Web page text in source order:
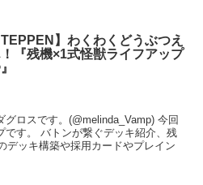
TEPPEN】わくわくどうぶつえ
！『残機×1式怪獣ライフアップ
ロスです。(@melinda_Vamp) 今回
です。 バトンが繋ぐデッキ紹介、残
デッキ構築や採用カードやプレイン